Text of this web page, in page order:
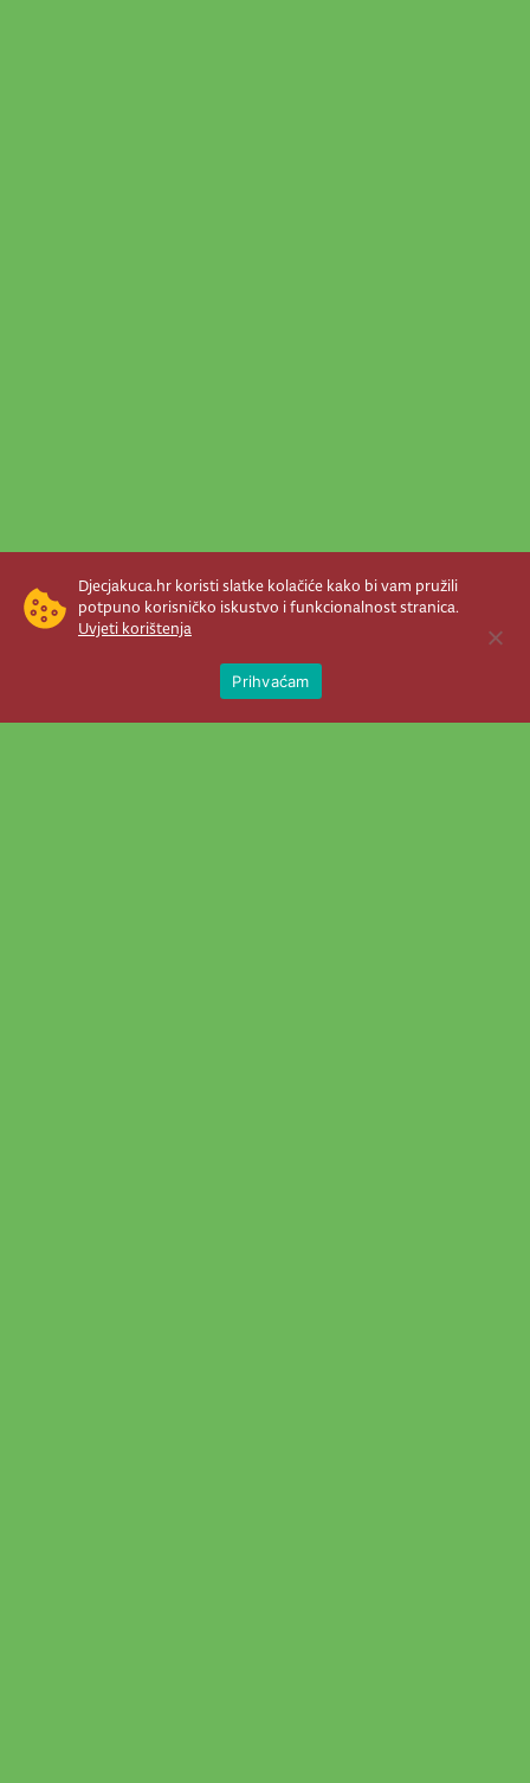
Djecjakuca.hr koristi slatke kolačiće kako bi vam pružili
potpuno korisničko iskustvo i funkcionalnost stranica.
Uvjeti korištenja
Prihvaćam